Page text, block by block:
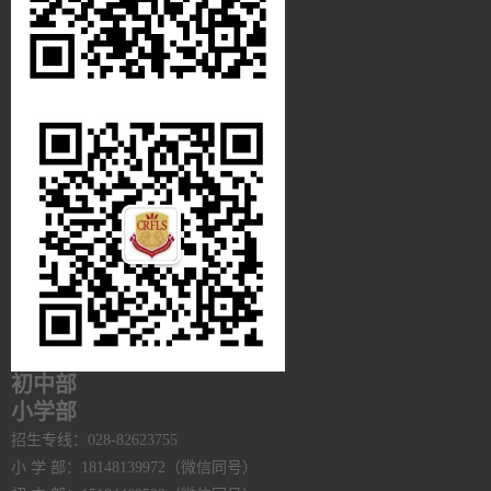
初中部
小学部
招生专线：028-82623755
小 学 部：18148139972（微信同号）